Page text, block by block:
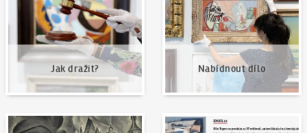
Jak dražit? Nabídnout dílo
Naše nejvyšší prodeje Napsali o nás